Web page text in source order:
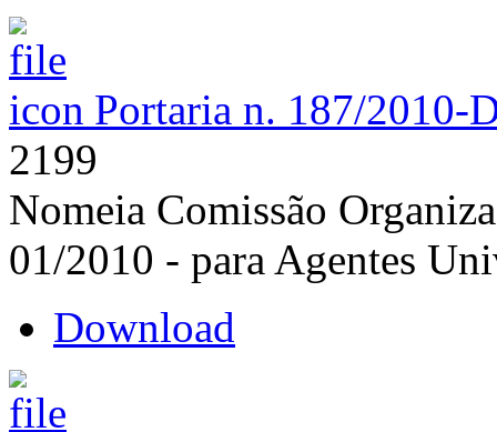
Portaria n. 187/2010-
2199
Nomeia Comissão
01/2010 - para Agentes
Download